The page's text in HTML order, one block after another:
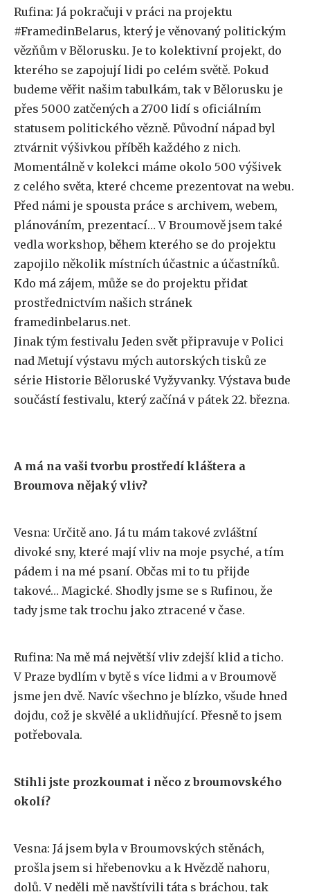
Rufina: Já pokračuji v práci na projektu
#FramedinBelarus, který je věnovaný politickým
vězňům v Bělorusku. Je to kolektivní projekt, do
kterého se zapojují lidi po celém světě. Pokud
budeme věřit našim tabulkám, tak v Bělorusku je
přes 5000 zatčených a 2700 lidí s oficiálním
statusem politického vězně. Původní nápad byl
ztvárnit výšivkou příběh každého z nich.
Momentálně v kolekci máme okolo 500 výšivek
z celého světa, které chceme prezentovat na webu.
Před námi je spousta práce s archivem, webem,
plánováním, prezentací… V Broumově jsem také
vedla workshop, během kterého se do projektu
zapojilo několik místních účastnic a účastníků.
Kdo má zájem, může se do projektu přidat
prostřednictvím našich stránek
framedinbelarus.net.
Jinak tým festivalu Jeden svět připravuje v Polici
nad Metují výstavu mých autorských tisků ze
série Historie Běloruské Vyžyvanky. Výstava bude
součástí festivalu, který začíná v pátek 22. března.
A má na vaši tvorbu prostředí kláštera a
Broumova nějaký vliv?
Vesna: Určitě ano. Já tu mám takové zvláštní
divoké sny, které mají vliv na moje psyché, a tím
pádem i na mé psaní. Občas mi to tu přijde
takové… Magické. Shodly jsme se s Rufinou, že
tady jsme tak trochu jako ztracené v čase.
Rufina: Na mě má největší vliv zdejší klid a ticho.
V Praze bydlím v bytě s více lidmi a v Broumově
jsme jen dvě. Navíc všechno je blízko, všude hned
dojdu, což je skvělé a uklidňující. Přesně to jsem
potřebovala.
Stihli jste prozkoumat i něco z broumovského
okolí?
Vesna: Já jsem byla v Broumovských stěnách,
prošla jsem si hřebenovku a k Hvězdě nahoru,
dolů. V neděli mě navštívili táta s bráchou, tak